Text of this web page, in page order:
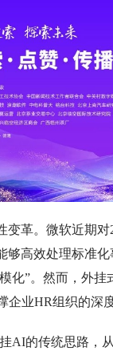
革。微软近期
高效处理标准化
化”。然而，外
业HR组织的深度
AI的传统思路，